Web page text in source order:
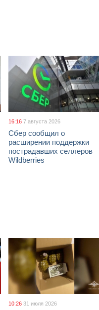
16:16 7 августа 2026
Сбер сообщил о
расширении поддержки
пострадавших селлеров
Wildberries
10:26 31 июля 2026